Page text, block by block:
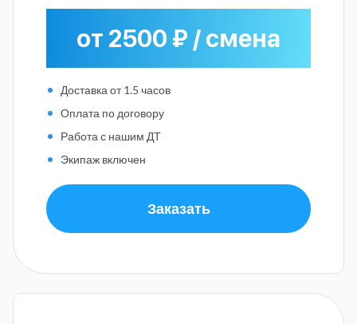
от 2500 ₽ / смена
Доставка от 1.5 часов
Оплата по договору
Работа с нашим ДТ
Экипаж включен
Заказать